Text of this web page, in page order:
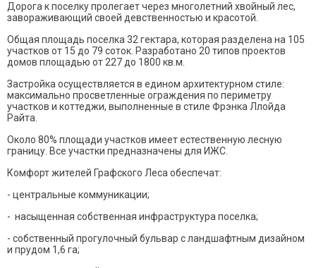
Дорога к поселку пролегает через многолетний хвойный лес,
завораживающий своей девственностью и красотой.
Общая площадь поселка 32 гектара, которая разделена на 105
участков от 15 до 79 соток. Разработано 20 типов проектов
домов площадью от 227 до 1800 кв.м.
Застройка осуществляется в едином архитектурном стиле:
максимально просветленные ограждения по периметру
участков и коттеджи, выполненные в стиле Фрэнка Ллойда
Райта.
Около 80% площади участков имеет естественную лесную
границу. Все участки предназначены для ИЖС.
Комфорт жителей Графского Леса обеспечат:
- центральные коммуникации;
- насыщенная собственная инфраструктура поселка;
- собственный прогулочный бульвар с ландшафтным дизайном
и прудом 1,6 га;